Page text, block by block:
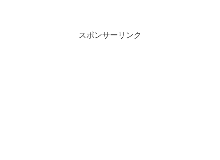
スポンサーリンク